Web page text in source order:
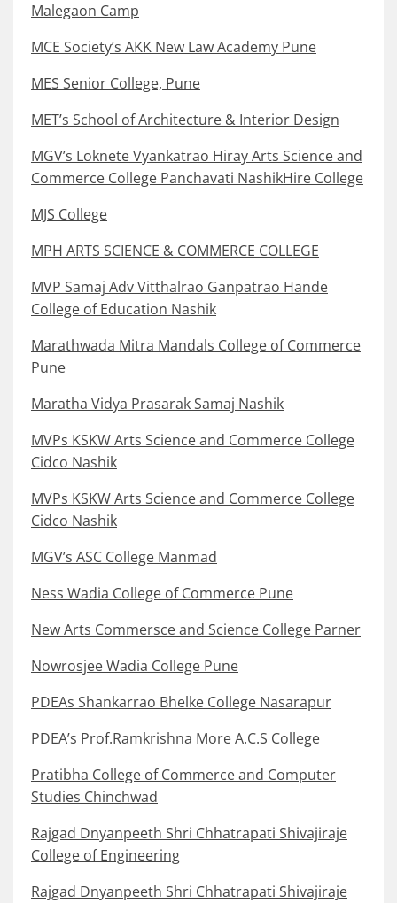
Malegaon Camp
MCE Society’s AKK New Law Academy Pune
MES Senior College, Pune
MET’s School of Architecture & Interior Design
MGV’s Loknete Vyankatrao Hiray Arts Science and
Commerce College Panchavati NashikHire College
MJS College
MPH ARTS SCIENCE & COMMERCE COLLEGE
MVP Samaj Adv Vitthalrao Ganpatrao Hande
College of Education Nashik
Marathwada Mitra Mandals College of Commerce
Pune
Maratha Vidya Prasarak Samaj Nashik
MVPs KSKW Arts Science and Commerce College
Cidco Nashik
MVPs KSKW Arts Science and Commerce College
Cidco Nashik
MGV’s ASC College Manmad
Ness Wadia College of Commerce Pune
New Arts Commersce and Science College Parner
Nowrosjee Wadia College Pune
PDEAs Shankarrao Bhelke College Nasarapur
PDEA’s Prof.Ramkrishna More A.C.S College
Pratibha College of Commerce and Computer
Studies Chinchwad
Rajgad Dnyanpeeth Shri Chhatrapati Shivajiraje
College of Engineering
Rajgad Dnyanpeeth Shri Chhatrapati Shivajiraje